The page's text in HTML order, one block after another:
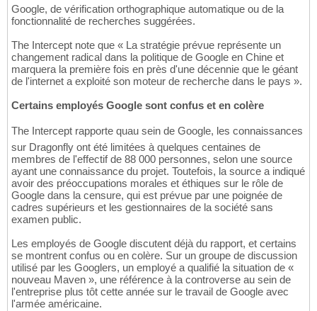
Google, de vérification orthographique automatique ou de la
fonctionnalité de recherches suggérées.
The Intercept note que « La stratégie prévue représente un
changement radical dans la politique de Google en Chine et
marquera la première fois en près d'une décennie que le géant
de l'internet a exploité son moteur de recherche dans le pays ».
Certains employés Google sont confus et en colère
The Intercept rapporte quau sein de Google, les connaissances
sur Dragonfly ont été limitées à quelques centaines de
membres de l'effectif de 88 000 personnes, selon une source
ayant une connaissance du projet. Toutefois, la source a indiqué
avoir des préoccupations morales et éthiques sur le rôle de
Google dans la censure, qui est prévue par une poignée de
cadres supérieurs et les gestionnaires de la société sans
examen public.
Les employés de Google discutent déjà du rapport, et certains
se montrent confus ou en colère. Sur un groupe de discussion
utilisé par les Googlers, un employé a qualifié la situation de «
nouveau Maven », une référence à la controverse au sein de
l'entreprise plus tôt cette année sur le travail de Google avec
l'armée américaine.